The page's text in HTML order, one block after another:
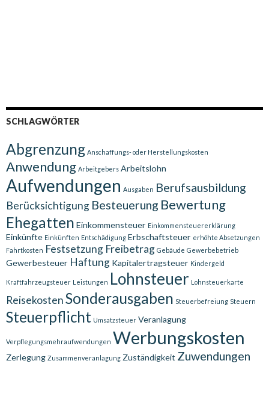
SCHLAGWÖRTER
Abgrenzung Anschaffungs- oder Herstellungskosten
Anwendung Arbeitgebers Arbeitslohn
Aufwendungen Ausgaben Berufsausbildung
Berücksichtigung Besteuerung Bewertung
Ehegatten Einkommensteuer Einkommensteuererklärung
Einkünfte Einkünften Entschädigung Erbschaftsteuer erhöhte Absetzungen
Fahrtkosten Festsetzung Freibetrag Gebäude Gewerbebetrieb
Gewerbesteuer Haftung Kapitalertragsteuer Kindergeld
Kraftfahrzeugsteuer Leistungen Lohnsteuer Lohnsteuerkarte
ReisekostenSonderausgaben Steuerbefreiung Steuern
Steuerpflicht Umsatzsteuer Veranlagung
Verpflegungsmehraufwendungen Werbungskosten
Zerlegung Zusammenveranlagung Zuständigkeit Zuwendungen